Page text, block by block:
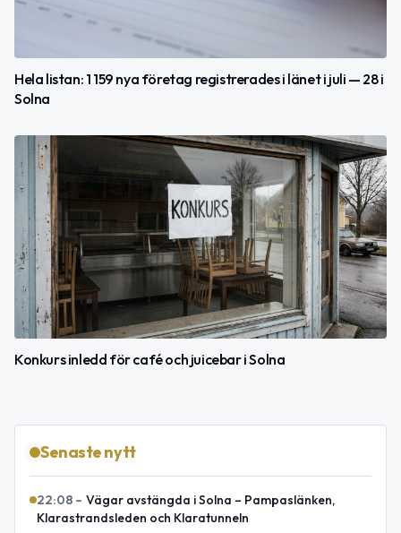
Hela listan: 1 159 nya företag registrerades i länet i juli — 28 i
Solna
Konkurs inledd för café och juicebar i Solna
Senaste nytt
22:08 – Vägar avstängda i Solna – Pampaslänken,
Klarastrandsleden och Klaratunneln